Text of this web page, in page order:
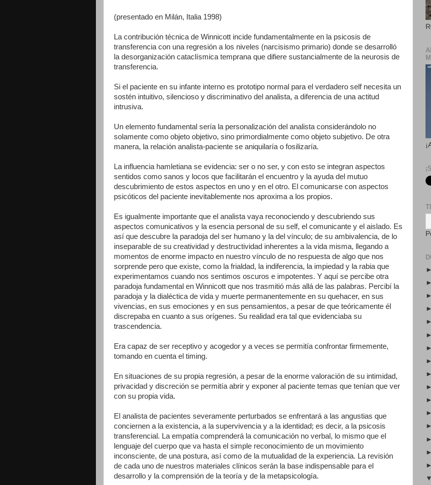
(presentado en Milán, Italia 1998)
La contribución técnica de Winnicott incide fundamentalmente en la psicosis de
transferencia con una regresión a los niveles (narcisismo primario) donde se desarrolló
la desorganización cataclísmica temprana que difiere sustancialmente de la neurosis de
transferencia.
Si el paciente en su infante interno es prototipo normal para el verdadero self necesita un
sostén intuitivo, silencioso y discriminativo del analista, a diferencia de una actitud
intrusiva.
Un elemento fundamental sería la personalización del analista considerándolo no
solamente como objeto objetivo, sino primordialmente como objeto subjetivo. De otra
manera, la relación analista-paciente se aniquilaría o fosilizaría.
La influencia hamletiana se evidencia: ser o no ser, y con esto se integran aspectos
sentidos como sanos y locos que facilitarán el encuentro y la ayuda del mutuo
descubrimiento de estos aspectos en uno y en el otro. El comunicarse con aspectos
psicóticos del paciente inevitablemente nos aproxima a los propios.
Es igualmente importante que el analista vaya reconociendo y descubriendo sus
aspectos comunicativos y la esencia personal de su self, el comunicante y el aislado. Es
así que descubre la paradoja del ser humano y la del vínculo; de su ambivalencia, de lo
inseparable de su creatividad y destructividad inherentes a la vida misma, llegando a
momentos de enorme impacto en nuestro vínculo de no respuesta de algo que nos
sorprende pero que existe, como la frialdad, la indiferencia, la impiedad y la rabia que
experimentamos cuando nos sentimos oscuros e impotentes. Y aquí se percibe otra
paradoja fundamental en Winnicott que nos trasmitió más allá de las palabras. Percibí la
paradoja y la dialéctica de vida y muerte permanentemente en su quehacer, en sus
vivencias, en sus emociones y en sus pensamientos, a pesar de que teóricamente él
discrepaba en cuanto a sus orígenes. Su realidad era tal que evidenciaba su
trascendencia.
Era capaz de ser receptivo y acogedor y a veces se permitía confrontar firmemente,
tomando en cuenta el timing.
En situaciones de su propia regresión, a pesar de la enorme valoración de su intimidad,
privacidad y discreción se permitía abrir y exponer al paciente temas que tenían que ver
con su propia vida.
El analista de pacientes severamente perturbados se enfrentará a las angustias que
conciernen a la existencia, a la supervivencia y a la identidad; es decir, a la psicosis
transferencial. La empatía comprenderá la comunicación no verbal, lo mismo que el
lenguaje del cuerpo que va hasta el simple reconocimiento de un movimiento
inconsciente, de una postura, así como de la mutualidad de la experiencia. La revisión
de cada uno de nuestros materiales clínicos serán la base indispensable para el
desarrollo y la comprensión de la teoría y de la metapsicología.